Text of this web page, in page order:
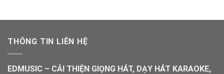
THÔNG TIN LIÊN HỆ
EDMUSIC – CẢI THIỆN GIỌNG HÁT, DẠY HÁT KARAOKE,